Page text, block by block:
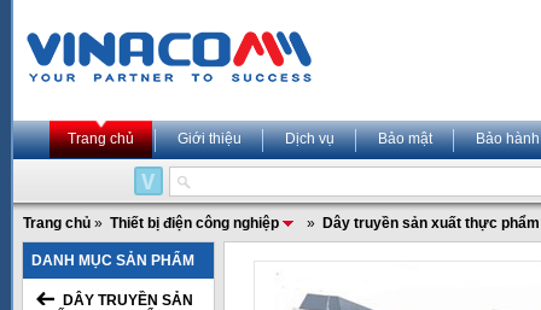
Trang chủ Giới thiệu Dịch vụ Bảo mật Bảo hành
Trang chủ » Thiết bị điện công nghiệp » Dây truyền sản xuất thực phẩm
DANH MỤC SẢN PHẨM
DÂY TRUYỀN SẢN